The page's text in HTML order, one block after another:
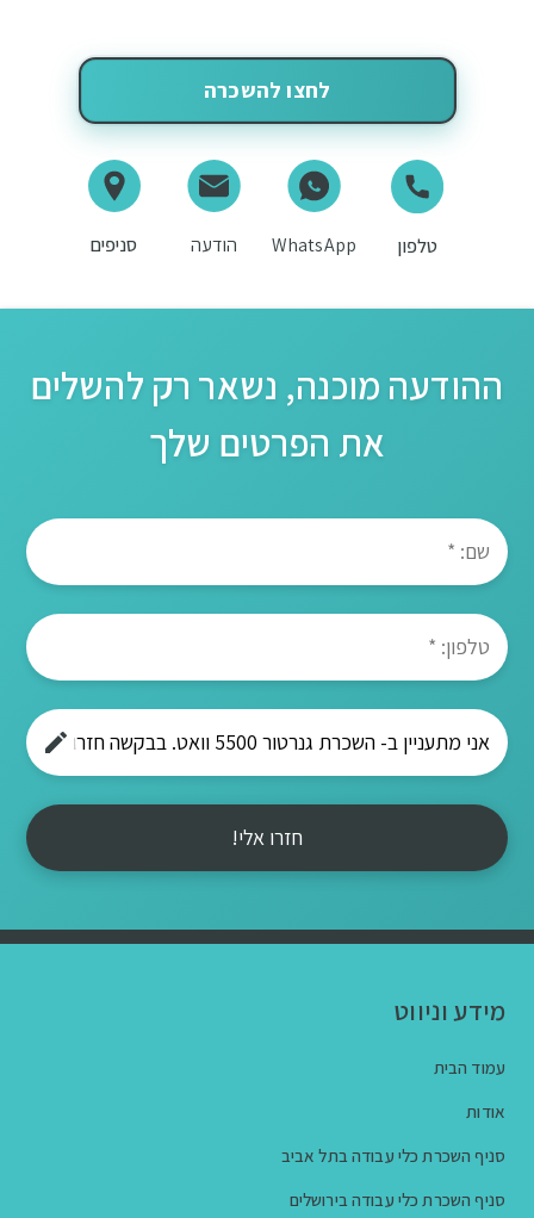
לחצו להשכרה
טלפון WhatsApp הודעה סניפים
ההודעה מוכנה, נשאר רק להשלים
את הפרטים שלך
חזרו אלי!
מידע וניווט
עמוד הבית
אודות
סניף השכרת כלי עבודה בתל אביב
סניף השכרת כלי עבודה בירושלים